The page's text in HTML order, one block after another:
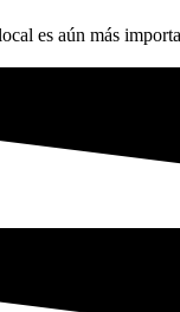
es aún más